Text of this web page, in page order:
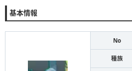
基本情報
No
種族